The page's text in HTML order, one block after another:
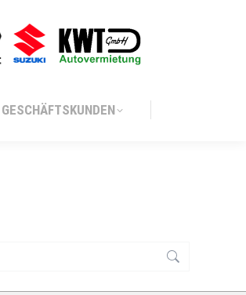
GESCHÄFTSKUNDEN
GESCHÄFTSKUNDEN